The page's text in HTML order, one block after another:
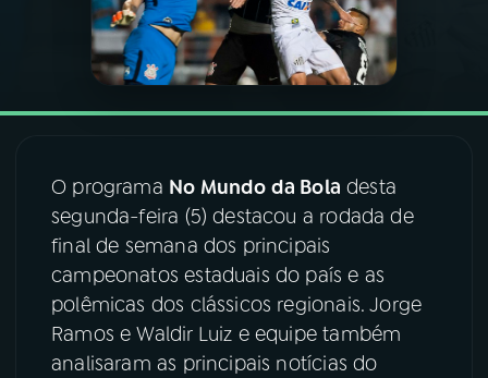
PODCASTS
VIDEOCASTS
08 FESTIVAL DE MÚSICA
ACOMPANHE A RÁDIO NACIONAL
YouTube Facebook
O programa No Mundo da Bola desta
segunda-feira (5) destacou a rodada de
final de semana dos principais
campeonatos estaduais do país e as
polêmicas dos clássicos regionais. Jorge
Ramos e Waldir Luiz e equipe também
analisaram as principais notícias do